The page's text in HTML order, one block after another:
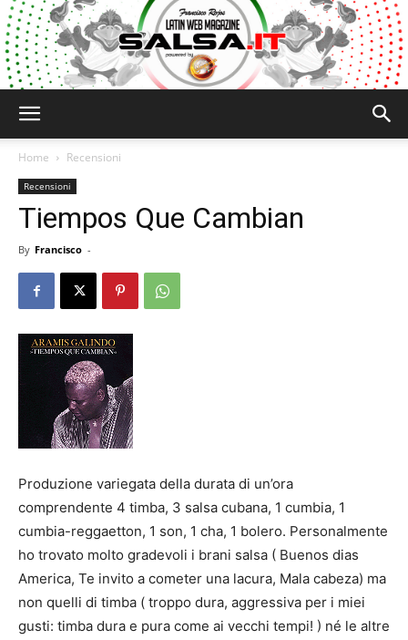
Home Recensioni
Recensioni
Tiempos Que Cambian
By Francisco -
Produzione variegata della durata di un’ora
comprendente 4 timba, 3 salsa cubana, 1 cumbia, 1
cumbia-reggaetton, 1 son, 1 cha, 1 bolero. Personalmente
ho trovato molto gradevoli i brani salsa ( Buenos dias
America, Te invito a cometer una lacura, Mala cabeza) ma
non quelli di timba ( troppo dura, aggressiva per i miei
gusti: timba dura e pura come ai vecchi tempi! ) né le altre